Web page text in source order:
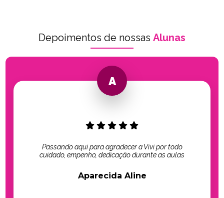
Depoimentos de nossas Alunas
Passando aqui para agradecer a Vivi por todo
cuidado, empenho, dedicação durante as aulas
Aparecida Aline